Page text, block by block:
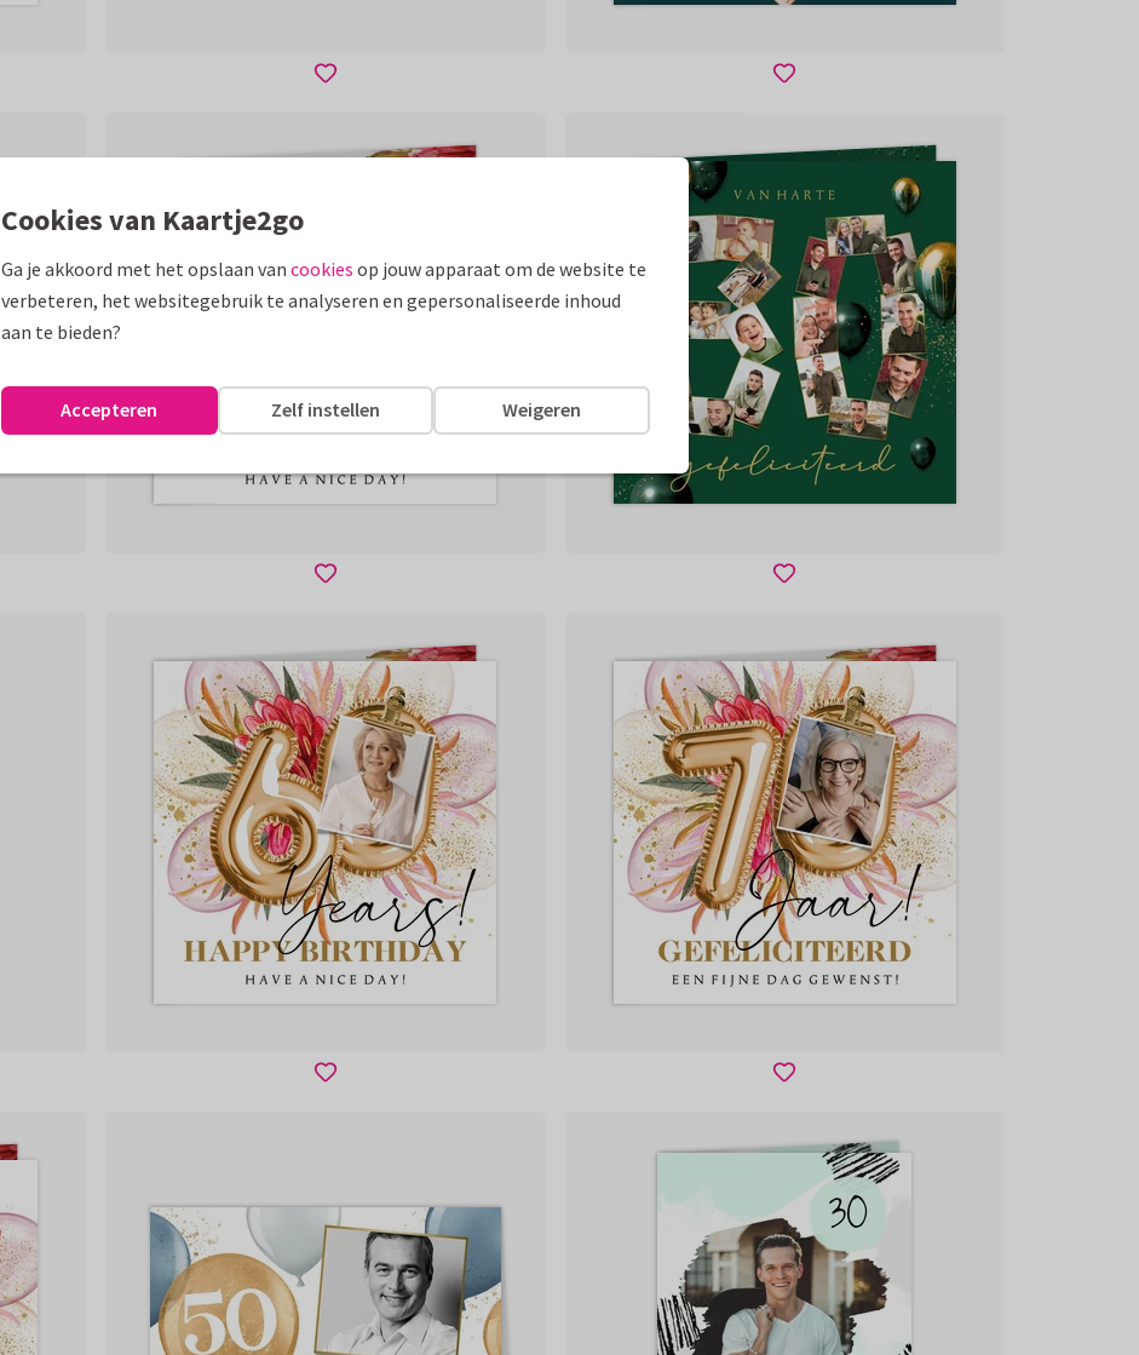
Cookies van Kaartje2go
Ga je akkoord met het opslaan van cookies op jouw apparaat om de website te
verbeteren, het websitegebruik te analyseren en gepersonaliseerde inhoud
aan te bieden?
Weigeren
Zelf instellen
Accepteren